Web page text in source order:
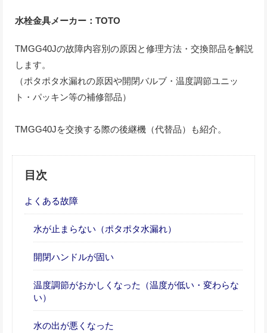
水栓金具メーカー：TOTO
TMGG40Jの故障内容別の原因と修理方法・交換部品を解説
します。
（ポタポタ水漏れの原因や開閉バルブ・温度調節ユニッ
ト・パッキン等の補修部品）
TMGG40Jを交換する際の後継機（代替品）も紹介。
目次
よくある故障
水が止まらない（ポタポタ水漏れ）
開閉ハンドルが固い
温度調節がおかしくなった（温度が低い・変わらな
い）
水の出が悪くなった